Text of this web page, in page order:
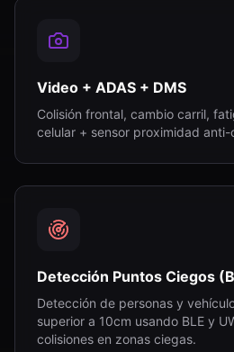
Video + ADAS + DMS
Colisión frontal, cambio carril,
celular + sensor proximidad anti-
Detección Puntos Ciegos
Detección de personas y
superior a 10cm usando BLE y
colisiones en zonas ciegas.